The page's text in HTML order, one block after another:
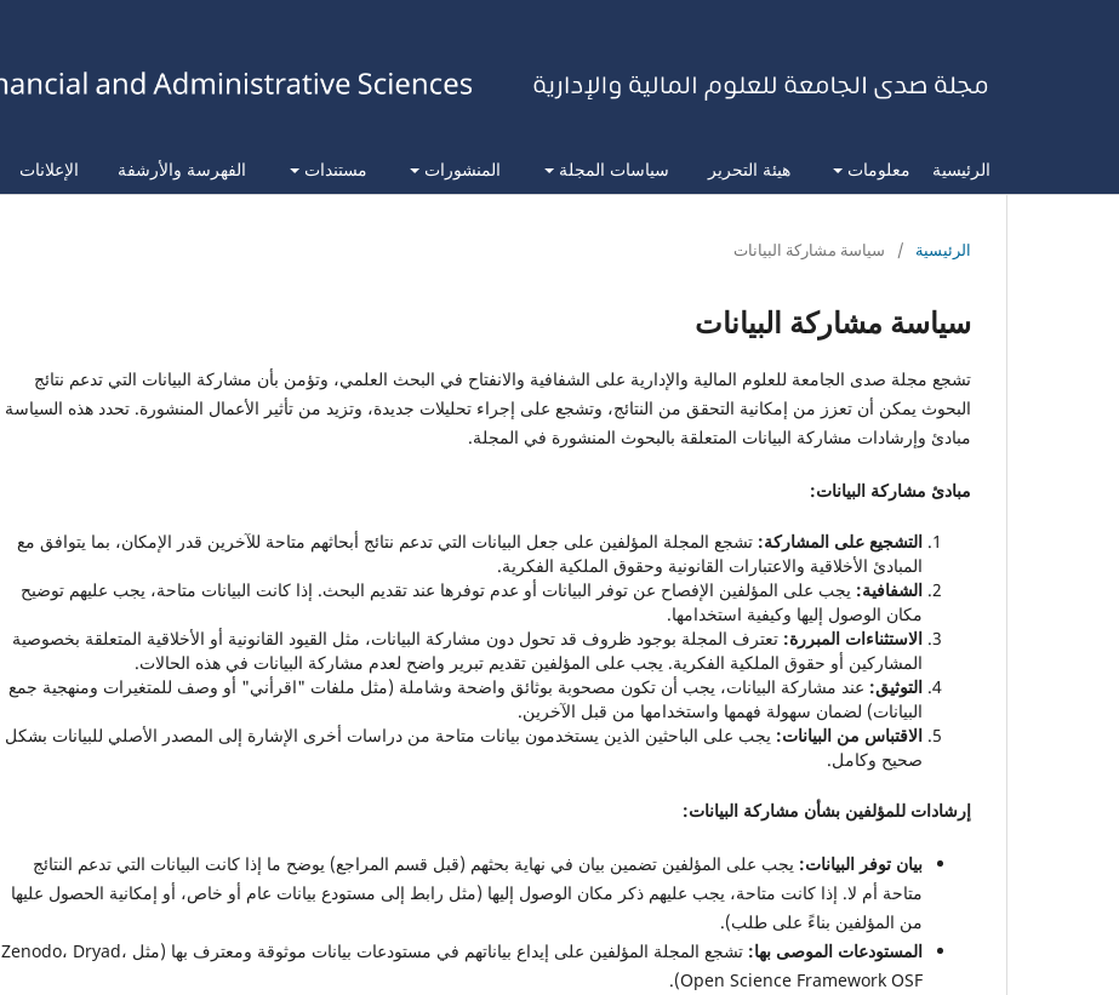
الرئيسية معلومات هيئة التحرير سياسات المجلة المنشورات مستندات الفهرسة والأرشفة الإعلانات
الرئيسية / سياسة مشاركة البيانات
سياسة مشاركة البيانات
تشجع مجلة صدى الجامعة للعلوم المالية والإدارية على الشفافية والانفتاح في البحث العلمي، وتؤمن بأن مشاركة البيانات التي تدعم نتائج
البحوث يمكن أن تعزز من إمكانية التحقق من النتائج، وتشجع على إجراء تحليلات جديدة، وتزيد من تأثير الأعمال المنشورة. تحدد هذه السياسة
مبادئ وإرشادات مشاركة البيانات المتعلقة بالبحوث المنشورة في المجلة.
مبادئ مشاركة البيانات:
التشجيع على المشاركة: تشجع المجلة المؤلفين على جعل البيانات التي تدعم نتائج أبحاثهم متاحة للآخرين قدر الإمكان، بما يتوافق مع
المبادئ الأخلاقية والاعتبارات القانونية وحقوق الملكية الفكرية.
الشفافية: يجب على المؤلفين الإفصاح عن توفر البيانات أو عدم توفرها عند تقديم البحث. إذا كانت البيانات متاحة، يجب عليهم توضيح
مكان الوصول إليها وكيفية استخدامها.
الاستثناءات المبررة: تعترف المجلة بوجود ظروف قد تحول دون مشاركة البيانات، مثل القيود القانونية أو الأخلاقية المتعلقة بخصوصية
المشاركين أو حقوق الملكية الفكرية. يجب على المؤلفين تقديم تبرير واضح لعدم مشاركة البيانات في هذه الحالات.
التوثيق: عند مشاركة البيانات، يجب أن تكون مصحوبة بوثائق واضحة وشاملة (مثل ملفات "اقرأني" أو وصف للمتغيرات ومنهجية جمع
البيانات) لضمان سهولة فهمها واستخدامها من قبل الآخرين.
الاقتباس من البيانات: يجب على الباحثين الذين يستخدمون بيانات متاحة من دراسات أخرى الإشارة إلى المصدر الأصلي للبيانات بشكل
صحيح وكامل.
إرشادات للمؤلفين بشأن مشاركة البيانات:
بيان توفر البيانات: يجب على المؤلفين تضمين بيان في نهاية بحثهم (قبل قسم المراجع) يوضح ما إذا كانت البيانات التي تدعم النتائج
متاحة أم لا. إذا كانت متاحة، يجب عليهم ذكر مكان الوصول إليها (مثل رابط إلى مستودع بيانات عام أو خاص، أو إمكانية الحصول عليها
من المؤلفين بناءً على طلب).
المستودعات الموصى بها:
تشجع المجلة المؤلفين على إيداع بياناتهم في مستودعات بيانات موثوقة ومعترف بها (مثل Zenodo، Dryad،
Open Science Framework OSF).